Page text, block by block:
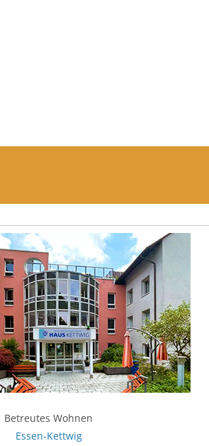
Betreutes Wohnen
Essen-Kettwig